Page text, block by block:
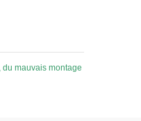
mauvais montage